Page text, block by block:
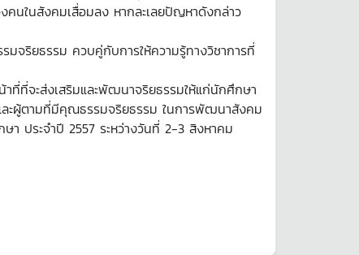
นในสังคมเสื่อมลง หากละเลยปัญหาดังกล่าว
จริยธรรม ควบคู่กับการให้ความรู้ทางวิชาการที่
ที่จะส่งเสริมและพัฒนาจริยธรรมให้แก่นักศึกษา
ะผู้ตามที่มีคุณธรรมจริยธรรม ในการพัฒนาสังคม
า ประจำปี 2557 ระหว่างวันที่ 2-3 สิงหาคม